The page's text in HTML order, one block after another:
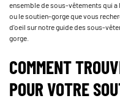
ensemble de sous-vêtements qui
ou le soutien-gorge que vous
d'oeil sur notre guide­ des sous-
gorge.
COMMENT
POUR VOTRE